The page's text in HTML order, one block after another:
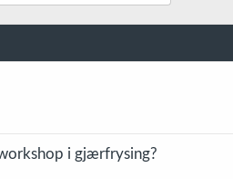
i gjærfrysing?